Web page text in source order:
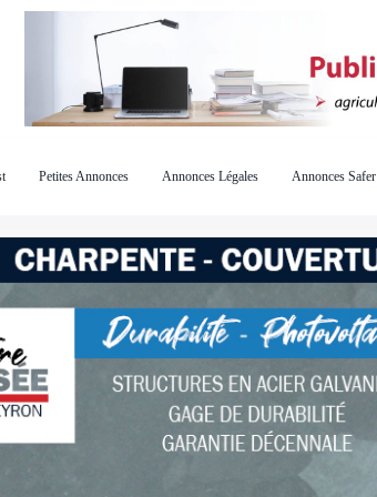
Petites Annonces Annonces Légales Annonces Safer